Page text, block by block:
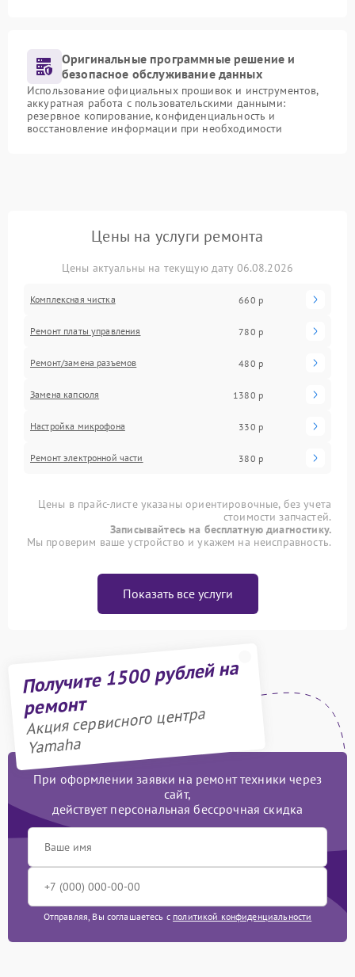
Оригинальные программные решение и
безопасное обслуживание данных
Использование официальных прошивок и инструментов,
аккуратная работа с пользовательскими данными:
резервное копирование, конфиденциальность и
восстановление информации при необходимости
Цены на услуги ремонта
Цены актуальны на текущую дату 06.08.2026
Комплексная чистка 660 р
Ремонт платы управления 780 р
Ремонт/замена разъемов 480 р
Замена капсюля 1380 р
Настройка микрофона 330 р
Ремонт электронной части 380 р
Цены в прайс-листе указаны ориентировочные, без учета
стоимости запчастей.
Записывайтесь на бесплатную диагностику.
Мы проверим ваше устройство и укажем на неисправность.
Показать все услуги
Получите 1500 рублей на
ремонт
Акция сервисного центра
Yamaha
При оформлении заявки на ремонт техники через
сайт,
действует персональная бессрочная скидка
Отправляя, Вы соглашаетесь с политикой конфиденциальности